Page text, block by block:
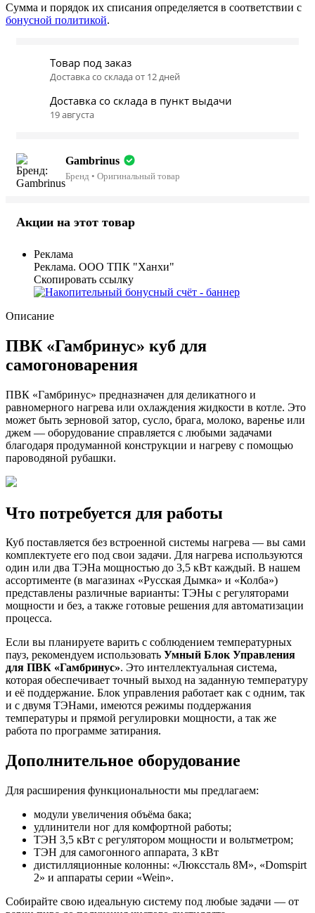
Сумма и порядок их списания определяется в соответствии с
бонусной политикой.
Товар под заказ
Доставка со склада от 12 дней
Доставка со склада в пункт выдачи
19 августа
Gambrinus
Бренд • Оригинальный товар
Акции на этот товар
Реклама
Реклама. ООО ТПК "Ханхи"
Скопировать ссылку
Описание
ПВК «Гамбринус» куб для
самогоноварения
ПВК «Гамбринус» предназначен для деликатного и
равномерного нагрева или охлаждения жидкости в котле. Это
может быть зерновой затор, сусло, брага, молоко, варенье или
джем — оборудование справляется с любыми задачами
благодаря продуманной конструкции и нагреву с помощью
пароводяной рубашки.
Что потребуется для работы
Куб поставляется без встроенной системы нагрева — вы сами
комплектуете его под свои задачи. Для нагрева используются
один или два ТЭНа мощностью до 3,5 кВт каждый. В нашем
ассортименте (в магазинах «Русская Дымка» и «Колба»)
представлены различные варианты: ТЭНы с регуляторами
мощности и без, а также готовые решения для автоматизации
процесса.
Если вы планируете варить с соблюдением температурных
пауз, рекомендуем использовать Умный Блок Управления
для ПВК «Гамбринус». Это интеллектуальная система,
которая обеспечивает точный выход на заданную температуру
и её поддержание. Блок управления работает как с одним, так
и с двумя ТЭНами, имеются режимы поддержания
температуры и прямой регулировки мощности, а так же
работа по программе затирания.
Дополнительное оборудование
Для расширения функциональности мы предлагаем:
модули увеличения объёма бака;
удлинители ног для комфортной работы;
ТЭН 3,5 кВт с регулятором мощности и вольтметром;
ТЭН для самогонного аппарата, 3 кВт
дистилляционные колонны: «Люкссталь 8М», «Domspirt
2» и аппараты серии «Wein».
Собирайте свою идеальную систему под любые задачи — от